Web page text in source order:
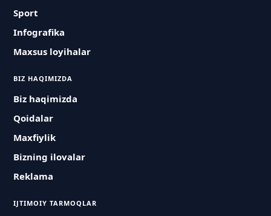
Sport
Infografika
Maxsus loyihalar
BIZ HAQIMIZDA
Biz haqimizda
Qoidalar
Maxfiylik
Bizning ilovalar
Reklama
IJTIMOIY TARMOQLAR